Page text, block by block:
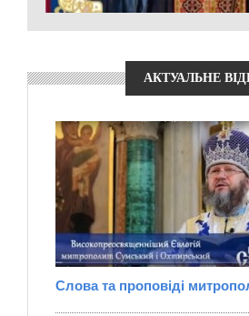
АКТУАЛЬНЕ
Слова та проповіді